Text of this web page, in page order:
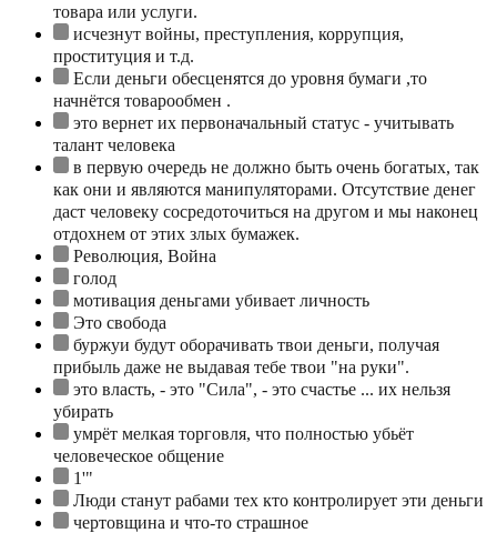
товара или услуги.
исчезнут войны, преступления, коррупция,
проституция и т.д.
Если деньги обесценятся до уровня бумаги ,то
начнётся товарообмен .
это вернет их первоначальный статус - учитывать
талант человека
в первую очередь не должно быть очень богатых, так
как они и являются манипуляторами. Отсутствие денег
даст человеку сосредоточиться на другом и мы наконец
отдохнем от этих злых бумажек.
Революция, Война
голод
мотивация деньгами убивает личность
Это свобода
буржуи будут оборачивать твои деньги, получая
прибыль даже не выдавая тебе твои "на руки".
это власть, - это "Сила", - это счастье ... их нельзя
убирать
умрёт мелкая торговля, что полностью убьёт
человеческое общение
1'"
Люди станут рабами тех кто контролирует эти деньги
чертовщина и что-то страшное